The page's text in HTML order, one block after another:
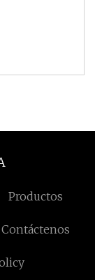
Productos
Contáctenos